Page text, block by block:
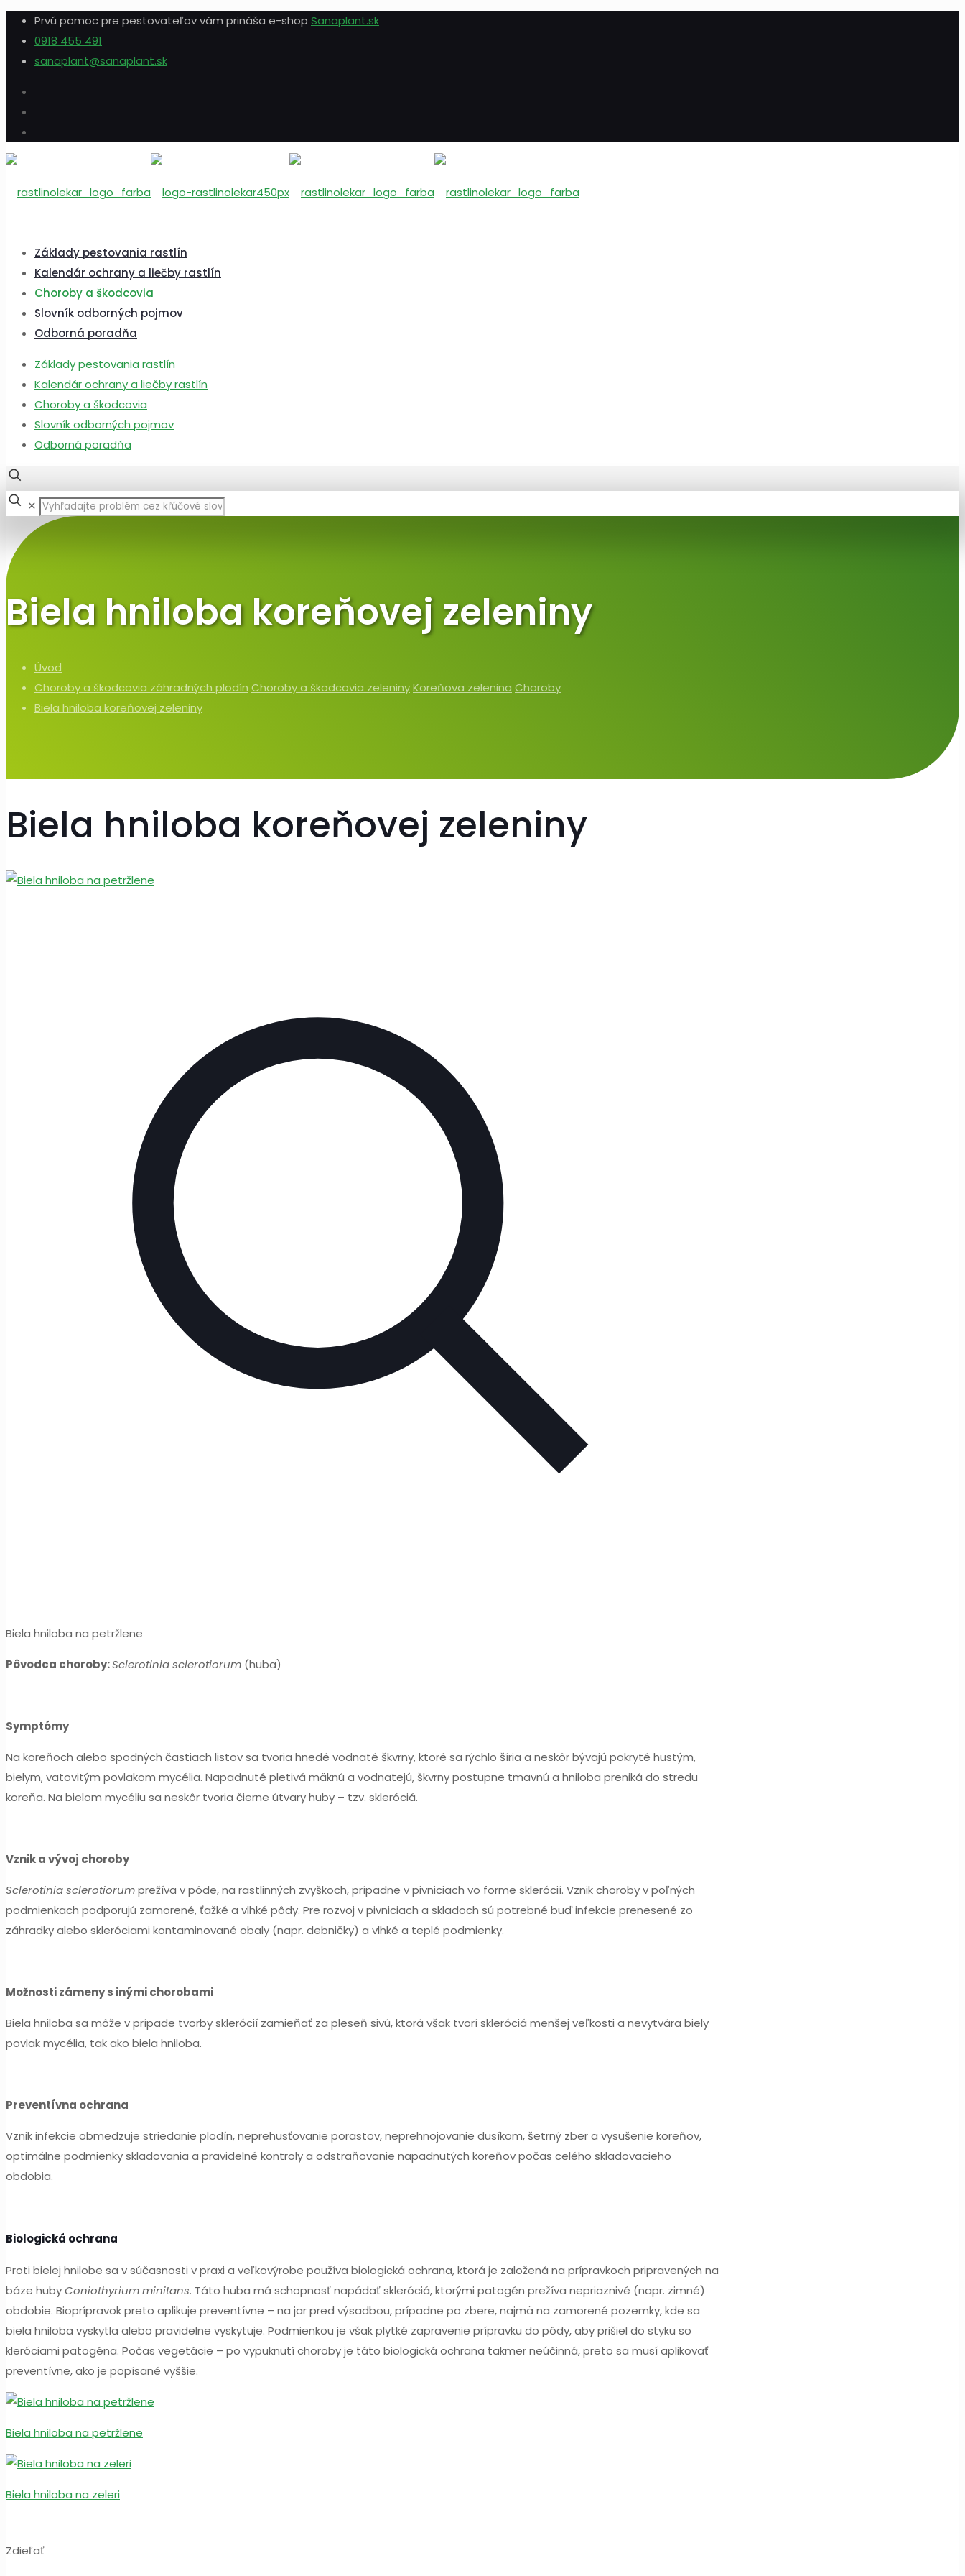
Prvú pomoc pre pestovateľov vám prináša e-shop Sanaplant.sk
0918 455 491
sanaplant@sanaplant.sk
Základy pestovania rastlín
Kalendár ochrany a liečby rastlín
Choroby a škodcovia
Slovník odborných pojmov
Odborná poradňa
Základy pestovania rastlín
Kalendár ochrany a liečby rastlín
Choroby a škodcovia
Slovník odborných pojmov
Odborná poradňa
✕
Biela hniloba koreňovej zeleniny
Úvod
Choroby a škodcovia záhradných plodín Choroby a škodcovia zeleninyKoreňova zelenina Choroby
Biela hniloba koreňovej zeleniny
Biela hniloba koreňovej zeleniny
Biela hniloba na petržlene
Pôvodca choroby:Sclerotinia sclerotiorum (huba)
Symptómy
Na koreňoch alebo spodných častiach listov sa tvoria hnedé vodnaté škvrny, ktoré sa rýchlo šíria a neskôr bývajú pokryté hustým,
bielym, vatovitým povlakom mycélia. Napadnuté pletivá mäknú a vodnatejú, škvrny postupne tmavnú a hniloba preniká do stredu
koreňa. Na bielom mycéliu sa neskôr tvoria čierne útvary huby – tzv. skleróciá.
Vznik a vývoj choroby
Sclerotinia sclerotiorumprežíva v pôde, na rastlinných zvyškoch, prípadne v pivniciach vo forme sklerócií. Vznik choroby v poľných
podmienkach podporujú zamorené, ťažké a vlhké pôdy. Pre rozvoj v pivniciach a skladoch sú potrebné buď infekcie prenesené zo
záhradky alebo skleróciami kontaminované obaly (napr. debničky) a vlhké a teplé podmienky.
Možnosti zámeny s inými chorobami
Biela hniloba sa môže v prípade tvorby sklerócií zamieňať za pleseň sivú, ktorá však tvorí skleróciá menšej veľkosti a nevytvára biely
povlak mycélia, tak ako biela hniloba.
Preventívna ochrana
Vznik infekcie obmedzuje striedanie plodín, neprehusťovanie porastov, neprehnojovanie dusíkom, šetrný zber a vysušenie koreňov,
optimálne podmienky skladovania a pravidelné kontroly a odstraňovanie napadnutých koreňov počas celého skladovacieho
obdobia.
Biologická ochrana
Proti bielej hnilobe sa v súčasnosti v praxi a veľkovýrobe používa biologická ochrana, ktorá je založená na prípravkoch pripravených na
báze hubyConiothyrium minitans. Táto huba má schopnosť napádať skleróciá, ktorými patogén prežíva nepriaznivé (napr. zimné)
obdobie. Bioprípravok preto aplikuje preventívne – na jar pred výsadbou, prípadne po zbere, najmä na zamorené pozemky, kde sa
biela hniloba vyskytla alebo pravidelne vyskytuje. Podmienkou je však plytké zapravenie prípravku do pôdy, aby prišiel do styku so
kleróciami patogéna. Počas vegetácie – po vypuknutí choroby je táto biologická ochrana takmer neúčinná, preto sa musí aplikovať
preventívne, ako je popísané vyššie.
Biela hniloba na petržlene
Biela hniloba na zeleri
Zdieľať